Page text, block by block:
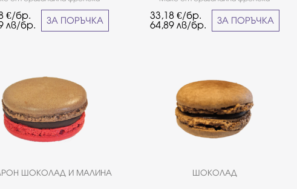
шоколадови и плодови
е подходящо за хора
от целиакия.
€/бр.
лв/бр. ЗА ПОРЪЧКА
макарони плодови вкусове.*Не е
подходящо за хора страдащи от
целиакия.
33,18€/бр.
64,89лв/бр. ЗА ПОРЪЧКА
ШОКОЛАД И МАЛИНА ШОКОЛАД